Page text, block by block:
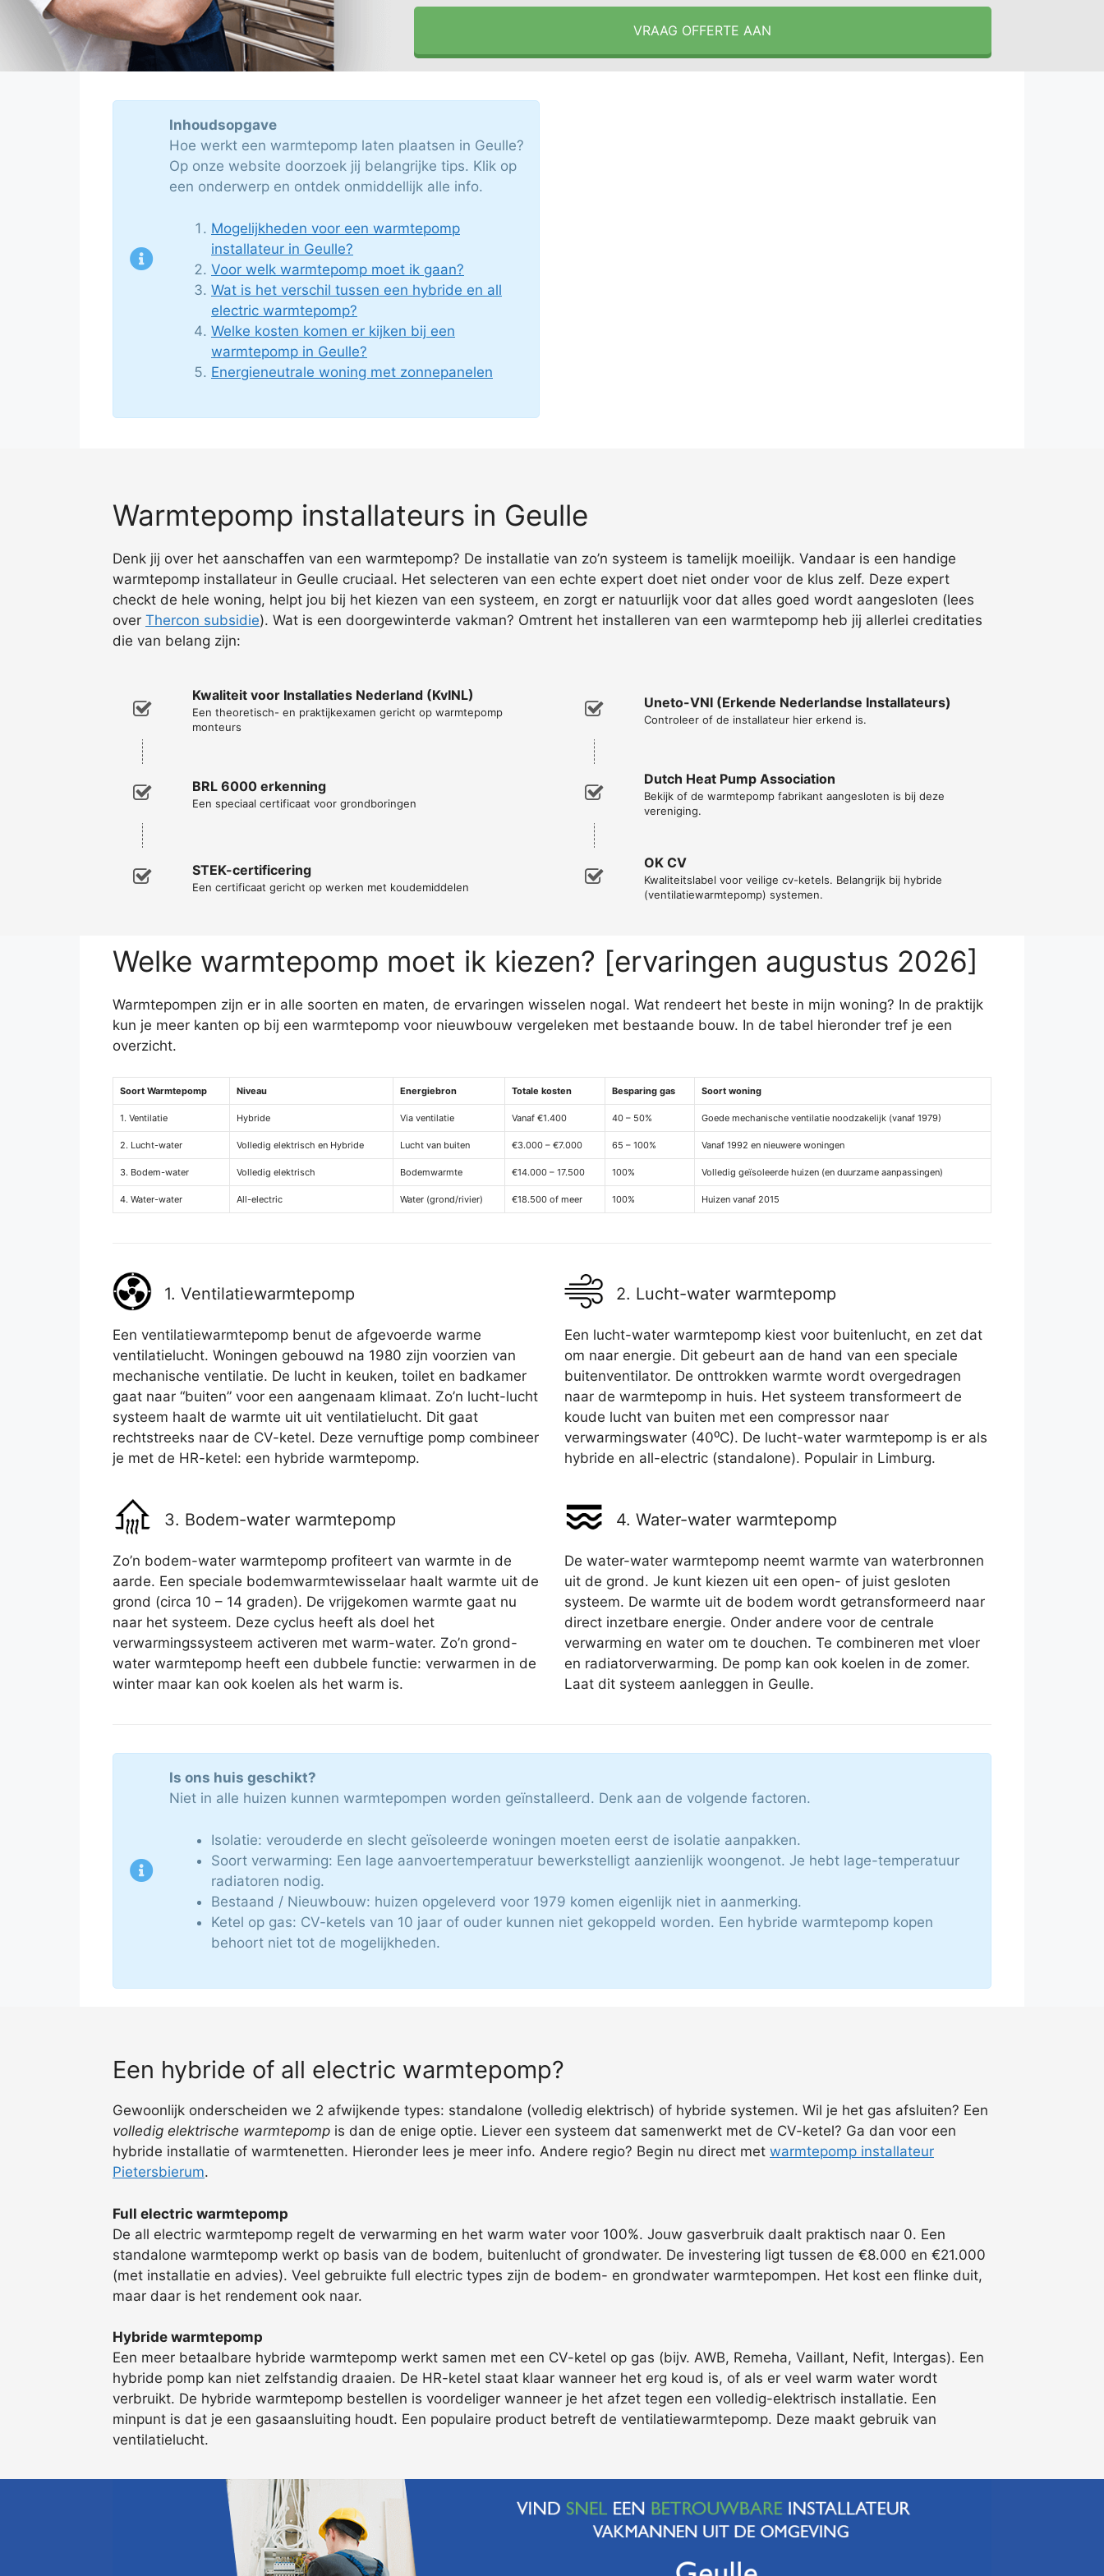
VRAAG OFFERTE AAN
Inhoudsopgave
Hoe werkt een warmtepomp laten plaatsen in Geulle?
Op onze website doorzoek jij belangrijke tips. Klik op
een onderwerp en ontdek onmiddellijk alle info.
Mogelijkheden voor een warmtepomp
installateur in Geulle?
Voor welk warmtepomp moet ik gaan?
Wat is het verschil tussen een hybride en all
electric warmtepomp?
Welke kosten komen er kijken bij een
warmtepomp in Geulle?
Energieneutrale woning met zonnepanelen
Warmtepomp installateurs in Geulle
Denk jij over het aanschaffen van een warmtepomp? De installatie van zo’n systeem is tamelijk moeilijk. Vandaar is een handige
warmtepomp installateur in Geulle cruciaal. Het selecteren van een echte expert doet niet onder voor de klus zelf. Deze expert
checkt de hele woning, helpt jou bij het kiezen van een systeem, en zorgt er natuurlijk voor dat alles goed wordt aangesloten (lees
over Thercon subsidie). Wat is een doorgewinterde vakman? Omtrent het installeren van een warmtepomp heb jij allerlei creditaties
die van belang zijn:
Kwaliteit voor Installaties Nederland (KvINL)
Een theoretisch- en praktijkexamen gericht op warmtepomp
monteurs
BRL 6000 erkenning
Een speciaal certificaat voor grondboringen
STEK-certificering
Een certificaat gericht op werken met koudemiddelen
Uneto-VNI (Erkende Nederlandse Installateurs)
Controleer of de installateur hier erkend is.
Dutch Heat Pump Association
Bekijk of de warmtepomp fabrikant aangesloten is bij deze
vereniging.
OK CV
Kwaliteitslabel voor veilige cv-ketels. Belangrijk bij hybride
(ventilatiewarmtepomp) systemen.
Welke warmtepomp moet ik kiezen? [ervaringen augustus 2026]
Warmtepompen zijn er in alle soorten en maten, de ervaringen wisselen nogal. Wat rendeert het beste in mijn woning? In de praktijk
kun je meer kanten op bij een warmtepomp voor nieuwbouw vergeleken met bestaande bouw. In de tabel hieronder tref je een
overzicht.
Soort Warmtepomp Niveau Energiebron Totale kosten Besparing gas Soort woning
1. Ventilatie Hybride Via ventilatie Vanaf €1.400 40 – 50% Goede mechanische ventilatie noodzakelijk (vanaf 1979)
2. Lucht-water Volledig elektrisch en Hybride Lucht van buiten €3.000 – €7.000 65 – 100% Vanaf 1992 en nieuwere woningen
3. Bodem-water Volledig elektrisch Bodemwarmte €14.000 – 17.500 100% Volledig geïsoleerde huizen (en duurzame aanpassingen)
4. Water-water All-electric Water (grond/rivier) €18.500 of meer 100% Huizen vanaf 2015
1. Ventilatiewarmtepomp
Een ventilatiewarmtepomp benut de afgevoerde warme
ventilatielucht. Woningen gebouwd na 1980 zijn voorzien van
mechanische ventilatie. De lucht in keuken, toilet en badkamer
gaat naar “buiten” voor een aangenaam klimaat. Zo’n lucht-lucht
systeem haalt de warmte uit uit ventilatielucht. Dit gaat
rechtstreeks naar de CV-ketel. Deze vernuftige pomp combineer
je met de HR-ketel: een hybride warmtepomp.
2. Lucht-water warmtepomp
Een lucht-water warmtepomp kiest voor buitenlucht, en zet dat
om naar energie. Dit gebeurt aan de hand van een speciale
buitenventilator. De onttrokken warmte wordt overgedragen
naar de warmtepomp in huis. Het systeem transformeert de
koude lucht van buiten met een compressor naar
verwarmingswater (40⁰C). De lucht-water warmtepomp is er als
hybride en all-electric (standalone). Populair in Limburg.
3. Bodem-water warmtepomp
Zo’n bodem-water warmtepomp profiteert van warmte in de
aarde. Een speciale bodemwarmtewisselaar haalt warmte uit de
grond (circa 10 – 14 graden). De vrijgekomen warmte gaat nu
naar het systeem. Deze cyclus heeft als doel het
verwarmingssysteem activeren met warm-water. Zo’n grond-
water warmtepomp heeft een dubbele functie: verwarmen in de
winter maar kan ook koelen als het warm is.
4. Water-water warmtepomp
De water-water warmtepomp neemt warmte van waterbronnen
uit de grond. Je kunt kiezen uit een open- of juist gesloten
systeem. De warmte uit de bodem wordt getransformeerd naar
direct inzetbare energie. Onder andere voor de centrale
verwarming en water om te douchen. Te combineren met vloer
en radiatorverwarming. De pomp kan ook koelen in de zomer.
Laat dit systeem aanleggen in Geulle.
Is ons huis geschikt?
Niet in alle huizen kunnen warmtepompen worden geïnstalleerd. Denk aan de volgende factoren.
Isolatie: verouderde en slecht geïsoleerde woningen moeten eerst de isolatie aanpakken.
Soort verwarming: Een lage aanvoertemperatuur bewerkstelligt aanzienlijk woongenot. Je hebt lage-temperatuur
radiatoren nodig.
Bestaand / Nieuwbouw: huizen opgeleverd voor 1979 komen eigenlijk niet in aanmerking.
Ketel op gas: CV-ketels van 10 jaar of ouder kunnen niet gekoppeld worden. Een hybride warmtepomp kopen
behoort niet tot de mogelijkheden.
Een hybride of all electric warmtepomp?
Gewoonlijk onderscheiden we 2 afwijkende types: standalone (volledig elektrisch) of hybride systemen. Wil je het gas afsluiten? Een
volledig elektrische warmtepomp is dan de enige optie. Liever een systeem dat samenwerkt met de CV-ketel? Ga dan voor een
hybride installatie of warmtenetten. Hieronder lees je meer info. Andere regio? Begin nu direct met warmtepomp installateur
Pietersbierum.
Full electric warmtepomp
De all electric warmtepomp regelt de verwarming en het warm water voor 100%. Jouw gasverbruik daalt praktisch naar 0. Een
standalone warmtepomp werkt op basis van de bodem, buitenlucht of grondwater. De investering ligt tussen de €8.000 en €21.000
(met installatie en advies). Veel gebruikte full electric types zijn de bodem- en grondwater warmtepompen. Het kost een flinke duit,
maar daar is het rendement ook naar.
Hybride warmtepomp
Een meer betaalbare hybride warmtepomp werkt samen met een CV-ketel op gas (bijv. AWB, Remeha, Vaillant, Nefit, Intergas). Een
hybride pomp kan niet zelfstandig draaien. De HR-ketel staat klaar wanneer het erg koud is, of als er veel warm water wordt
verbruikt. De hybride warmtepomp bestellen is voordeliger wanneer je het afzet tegen een volledig-elektrisch installatie. Een
minpunt is dat je een gasaansluiting houdt. Een populaire product betreft de ventilatiewarmtepomp. Deze maakt gebruik van
ventilatielucht.